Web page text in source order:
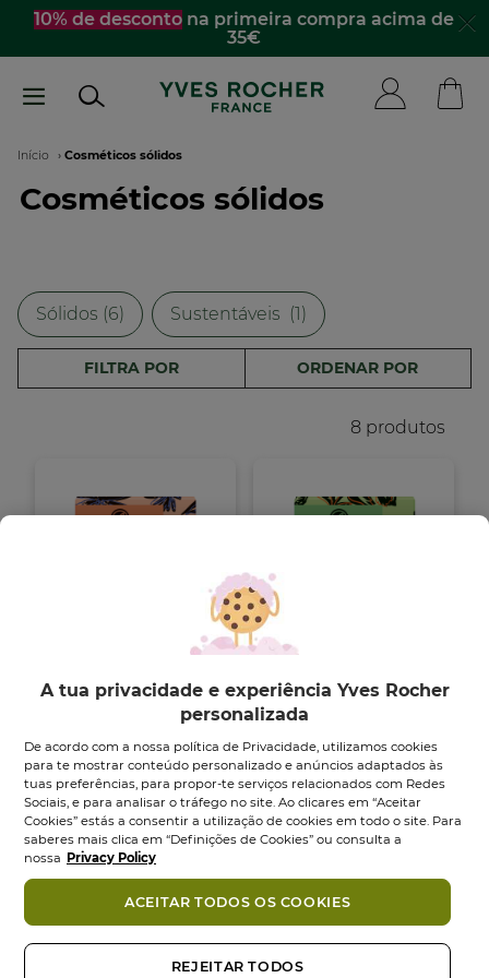
Passar
conteúdo
de descontona primeira compra acima de
☀️
Navegação
estrutural
Início Cosméticos sólidos
Cosméticos sólidos
Sólidos (6) Sustentáveis​ ​ (1)
FILTRA POR ORDENAR POR
8 produtos
Champô Sólido
Nutrição
4.6 (20)
4.6
em
5
estrelas.
20
análises
9,95 €
Adicionar
Champô Sólido
Pureza
4.0 (2)
4.0
em
5
estrelas.
2
9,95 €
Adicionar
A tua privacidade e experiência Yves Rocher
personalizada
De acordo com a nossa política de Privacidade, utilizamos cookies
para te mostrar conteúdo personalizado e anúncios adaptados às
tuas preferências, para propor-te serviços relacionados com Redes
Sociais, e para analisar o tráfego no site. Ao clicares em “Aceitar
Cookies” estás a consentir a utilização de cookies em todo o site. Para
saberes mais clica em “Definições de Cookies” ou consulta a
nossa Privacy Policy
REJEITAR TODOS
ACEITAR TODOS OS COOKIES